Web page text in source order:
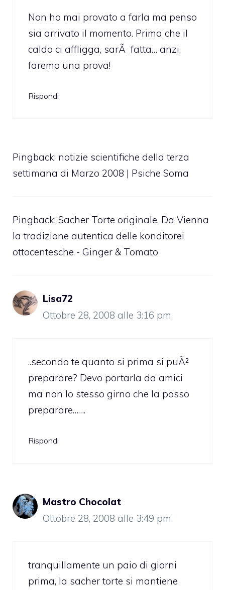
Non ho mai provato a farla ma penso
sia arrivato il momento. Prima che il
caldo ci affligga, sarÃ fatta… anzi,
faremo una prova!
Rispondi
Pingback: notizie scientifiche della terza
settimana di Marzo 2008 | Psiche Soma
Pingback: Sacher Torte originale. Da Vienna
la tradizione autentica delle konditorei
ottocentesche - Ginger & Tomato
Lisa72
Ottobre 28, 2008 alle 3:16 pm
..secondo te quanto si prima si puÃ²
preparare? Devo portarla da amici
ma non lo stesso girno che la posso
preparare…….
Rispondi
Mastro Chocolat
Ottobre 28, 2008 alle 3:49 pm
tranquillamente un paio di giorni
prima, la sacher torte si mantiene